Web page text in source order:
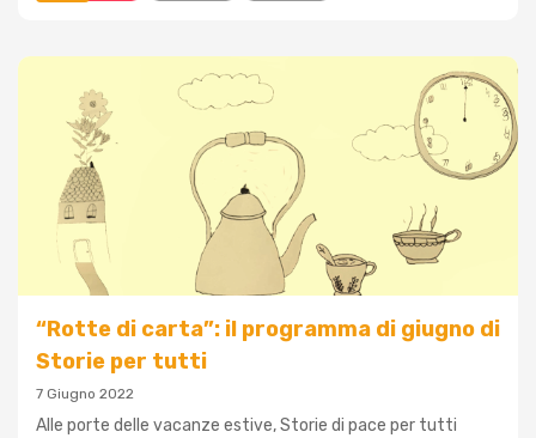
“Rotte di carta”: il programma di giugno di
Storie per tutti
7 Giugno 2022
Alle porte delle vacanze estive, Storie di pace per tutti